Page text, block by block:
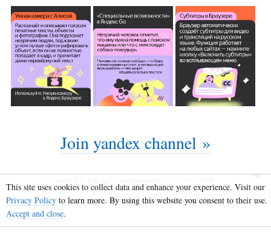
Join yandex channel »
yandex tele.ga success story
RSS
Веб-трансляция твоего телеграм канала!
This site uses cookies to collect data and enhance your experience. Visit our
Privacy Policy to learn more. By using this website you consent to their use.
Accept and close.